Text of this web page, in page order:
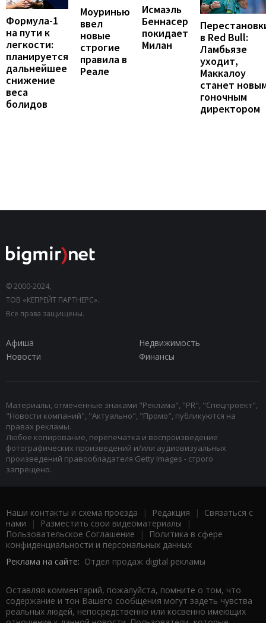
Формула-1
на пути к
легкости:
планируется
дальнейшее
снижение
веса
болидов
Моуринью
ввел
новые
строгие
правила в
Реале
Исмаэль
Беннасер
покидает
Милан
в Red Bull:
Ламбьязе
уходит,
Маккалоу
станет
гоночным
директором
© 2000-2024,
ТОВ «КЕПРЕЙТ ПАРТНЕРС».
Все права защищены.
Афиша
Недвижимость
Новости
Финансы
Материалы, отмеченные знаками "Реклама", "PR", "Спецпроект",
"Новости компаний", "Актуально", "Промо", публикуются на
правах рекламы.
Любое копирование, перепечатка и воспроизведение
фотографических произведений и/или аудиовизуальных
произведений правообладателя Getty Images - строго
запрещено.
Наши контакты и схема проезда | Редакция | Связаться с
нами | Разместить свои видеоматериалы |
Пользовательское Соглашение |
Политика в сфере
конфиденциальности и персональных данных
Реклама на сайте: Отдел продаж digital рекламы
Оставляя комментарий, пожалуйста, помните о том, что
содержание и тон Вашего сообщения могут задеть чувства
реальных людей, непосредственно или косвенно имеющих